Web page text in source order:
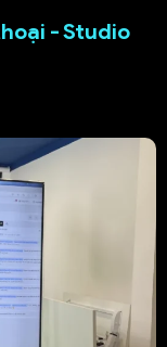
- Studio